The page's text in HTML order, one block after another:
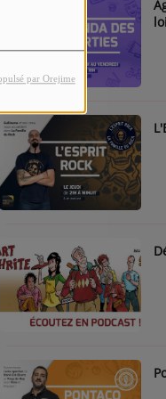
par Orejime